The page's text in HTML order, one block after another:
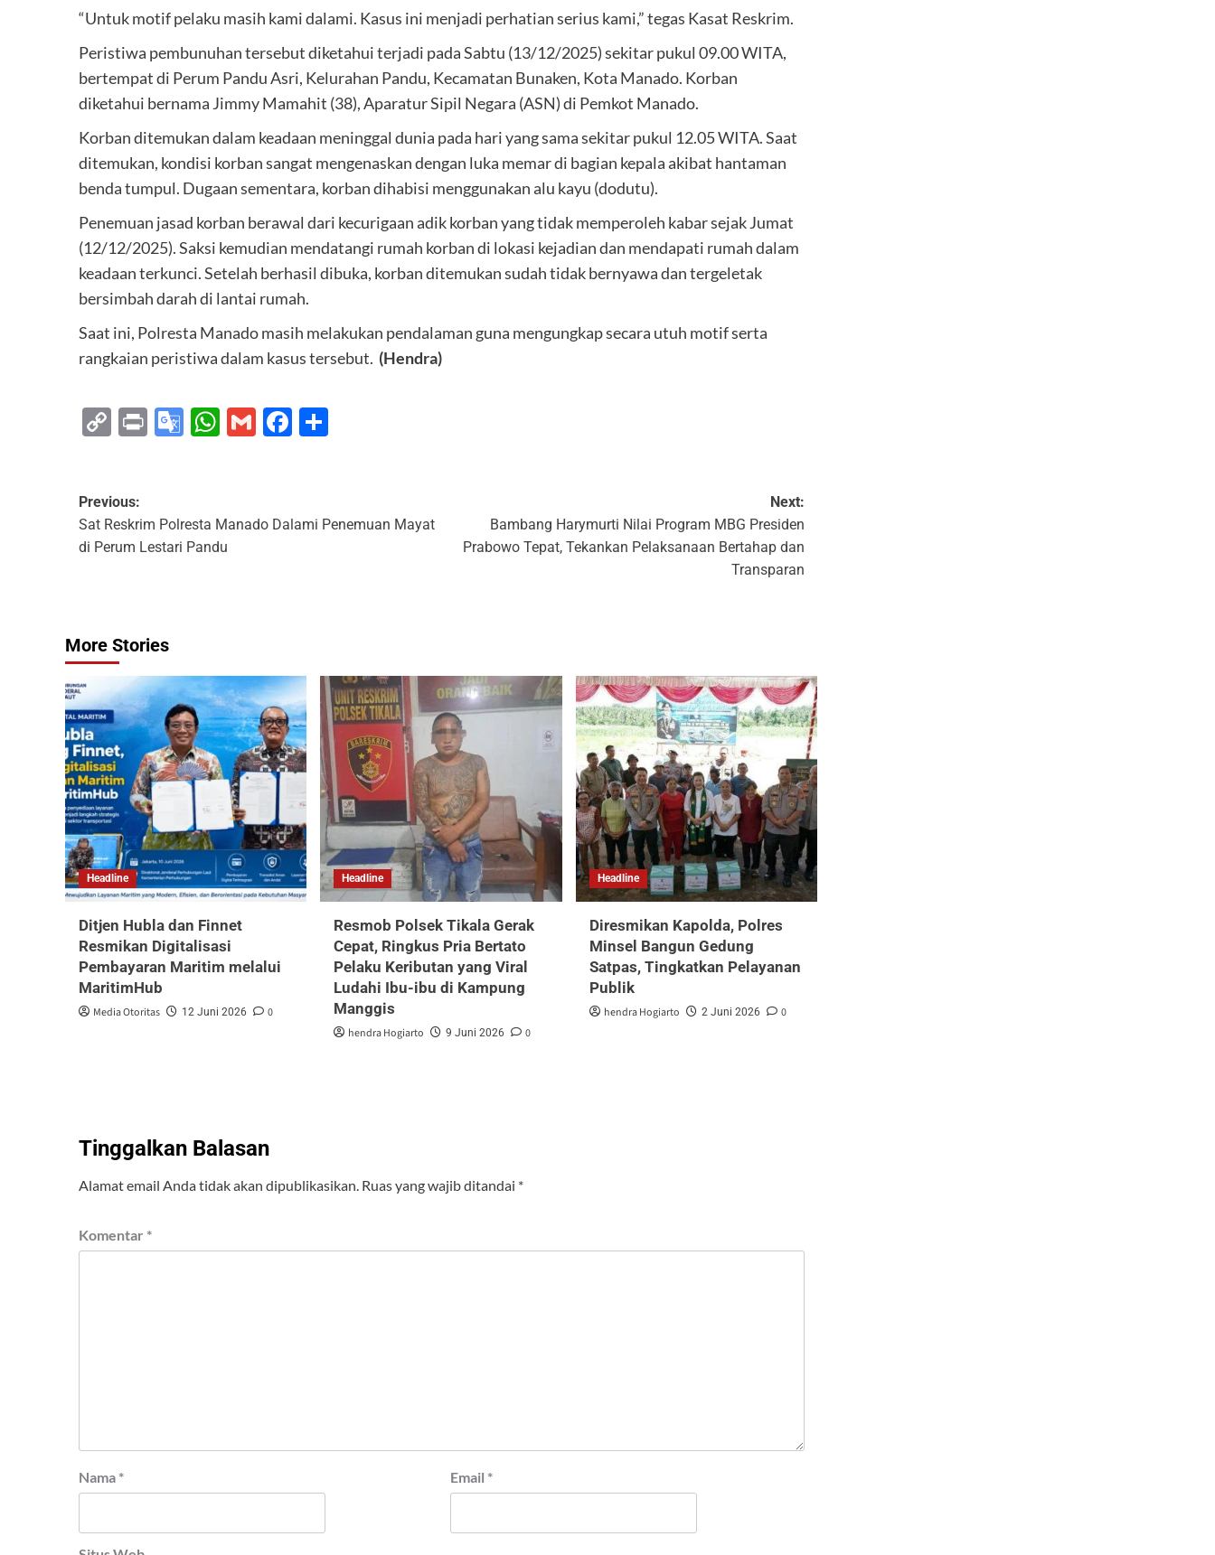
“Untuk motif pelaku masih kami dalami. Kasus ini menjadi perhatian serius kami,” tegas Kasat Reskrim.
Peristiwa pembunuhan tersebut diketahui terjadi pada Sabtu (13/12/2025) sekitar pukul 09.00 WITA,
bertempat di Perum Pandu Asri, Kelurahan Pandu, Kecamatan Bunaken, Kota Manado. Korban
diketahui bernama Jimmy Mamahit (38), Aparatur Sipil Negara (ASN) di Pemkot Manado.
Korban ditemukan dalam keadaan meninggal dunia pada hari yang sama sekitar pukul 12.05 WITA. Saat
ditemukan, kondisi korban sangat mengenaskan dengan luka memar di bagian kepala akibat hantaman
benda tumpul. Dugaan sementara, korban dihabisi menggunakan alu kayu (dodutu).
Penemuan jasad korban berawal dari kecurigaan adik korban yang tidak memperoleh kabar sejak Jumat
(12/12/2025). Saksi kemudian mendatangi rumah korban di lokasi kejadian dan mendapati rumah dalam
keadaan terkunci. Setelah berhasil dibuka, korban ditemukan sudah tidak bernyawa dan tergeletak
bersimbah darah di lantai rumah.
Saat ini, Polresta Manado masih melakukan pendalaman guna mengungkap secara utuh motif serta
rangkaian peristiwa dalam kasus tersebut. (Hendra)
CopyPrintGoogle
WhatsApp
GmailFacebook
Previous:
Sat Reskrim Polresta Manado Dalami Penemuan Mayat
di Perum Lestari Pandu
Next:
Bambang Harymurti Nilai Program MBG Presiden
Prabowo Tepat, Tekankan Pelaksanaan Bertahap dan
Transparan
More Stories
Headline
Ditjen Hubla dan Finnet
Resmikan Digitalisasi
Pembayaran Maritim melalui
MaritimHub
Media Otoritas 12 Juni 2026 0
Headline
Resmob Polsek Tikala Gerak
Cepat, Ringkus Pria Bertato
Pelaku Keributan yang Viral
Ludahi Ibu-ibu di Kampung
Manggis
hendra Hogiarto 9 Juni 2026 0
Headline
Diresmikan Kapolda, Polres
Minsel Bangun Gedung
Satpas, Tingkatkan Pelayanan
Publik
hendra Hogiarto 2 Juni 2026 0
Tinggalkan Balasan
Alamat email Anda tidak akan dipublikasikan. Ruas yang wajib ditandai *
Komentar *
Nama * Email *